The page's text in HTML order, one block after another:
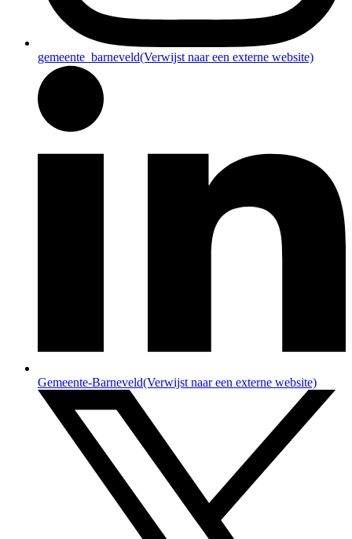
gemeente_barneveld(Verwijst naar een externe website)
Gemeente-Barneveld(Verwijst naar een externe website)